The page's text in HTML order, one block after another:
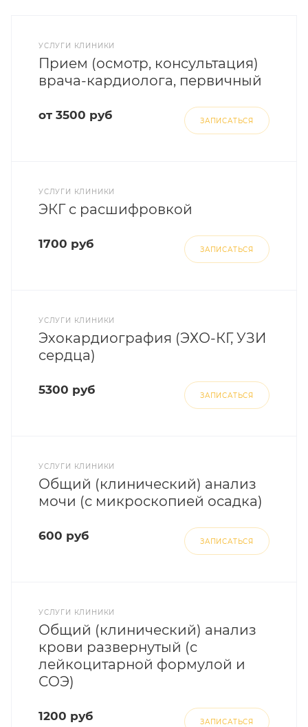
УСЛУГИ КЛИНИКИ
Прием (осмотр, консультация)
врача-кардиолога, первичный
от 3500 руб ЗАПИСАТЬСЯ
УСЛУГИ КЛИНИКИ
ЭКГ с расшифровкой
1700 руб ЗАПИСАТЬСЯ
УСЛУГИ КЛИНИКИ
Эхокардиография (ЭХО-КГ, УЗИ
сердца)
5300 руб ЗАПИСАТЬСЯ
УСЛУГИ КЛИНИКИ
Общий (клинический) анализ
мочи (с микроскопией осадка)
600 руб ЗАПИСАТЬСЯ
УСЛУГИ КЛИНИКИ
Общий (клинический) анализ
крови развернутый (с
лейкоцитарной формулой и
СОЭ)
1200 руб ЗАПИСАТЬСЯ